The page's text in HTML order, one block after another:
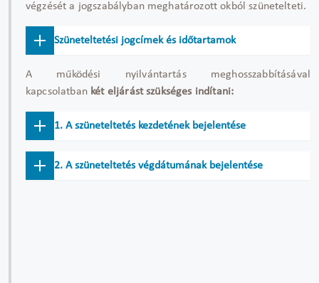
végzését a jogszabályban meghatározott okból szünetelteti.
Szüneteltetési jogcímek és időtartamok
A működési nyilvántartás meghosszabbításával
kapcsolatban két eljárást szükséges indítani:
1. A szüneteltetés kezdetének bejelentése
2. A szüneteltetés végdátumának bejelentése